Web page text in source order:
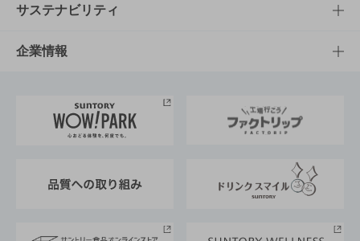
商品発売情報
栄養成分一覧
キャンペーン
工場見学
地域情報
文化・スポーツTOP
サントリーホール
サントリーサンバーズ大阪
サステナビリティ
サステナビリティTOP
サントリーが考えるサステナビリティ経営
企業情報
企業概要